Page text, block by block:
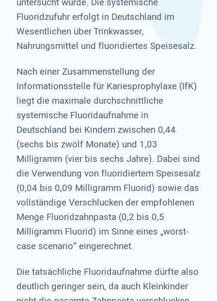
Fluoridzufuhr erfolgt in Deutschland im
Wesentlichen über Trinkwasser,
Nahrungsmittel und fluoridiertes Speisesalz.
Nach einer Zusammenstellung der
Informationsstelle für Kariesprophylaxe (IfK)
liegt die maximale durchschnittliche
systemische Fluoridaufnahme in
Deutschland bei Kindern zwischen 0,44
(sechs bis zwölf Monate) und 1,03
Milligramm (vier bis sechs Jahre). Dabei sind
die Verwendung von fluoridiertem Speisesalz
(0,04 bis 0,09 Milligramm Fluorid) sowie das
vollständige Verschlucken der empfohlenen
Menge Fluoridzahnpasta (0,2 bis 0,5
Milligramm Fluorid) im Sinne eines „worst-
case scenario“ eingerechnet.
Die tatsächliche Fluoridaufnahme dürfte also
deutlich geringer sein, da auch Kleinkinder